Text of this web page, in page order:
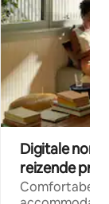
Digitale
reizende
Comfortabele